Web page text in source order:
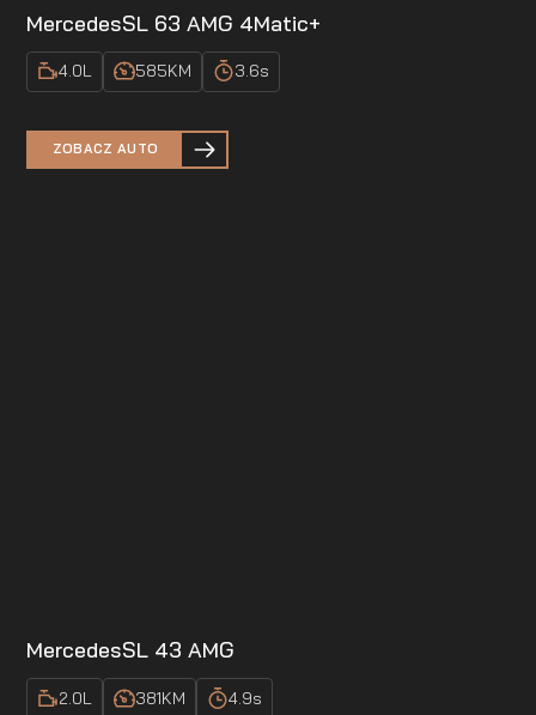
MercedesSL 63 AMG 4Matic+
4.0L 585KM 3.6s
ZOBACZ AUTO
MercedesSL 43 AMG
2.0L 381KM 4.9s